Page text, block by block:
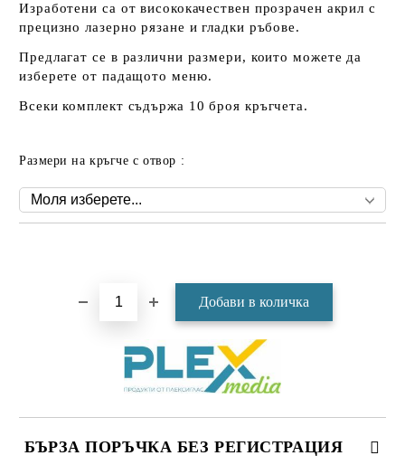
Изработени са от висококачествен прозрачен акрил с
прецизно лазерно рязане и гладки ръбове.
Предлагат се в различни размери, които можете да
изберете от падащото меню.
Всеки комплект съдържа 10 броя кръгчета.
Размери на кръгче с отвор :
БЪРЗА ПОРЪЧКА БЕЗ РЕГИСТРАЦИЯ